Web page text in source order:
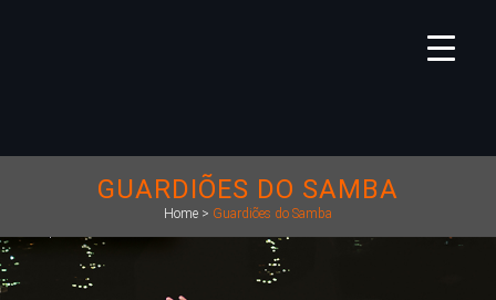
GUARDIÕES DO SAMBA
Home > Guardiões do Samba
1913